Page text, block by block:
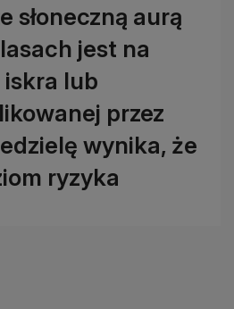
słoneczną aurą
jest na
iskra lub
przez
wynika, że
ryzyka